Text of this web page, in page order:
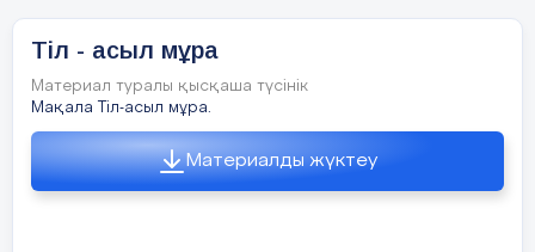
ұрпаққа жақсы әсер ететін және оны
тәрбиелейтін нәзік дүние. Осы мақсатта
құрылған 4-сыныпқа мектеп «Асыл мұра»
қол өнерге баулу үйірмесі оқушылардың
ықылас - ынтасын дамытып, болашақ
Тіл - асыл мұра
Материал туралы қысқаша түсінік
Мақала Тіл-асыл мұра.
Материалды жүктеу